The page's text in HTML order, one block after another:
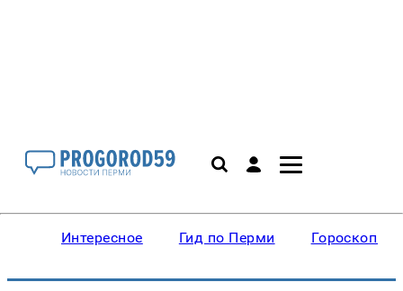
Интересное Гид по Перми Гороскопы